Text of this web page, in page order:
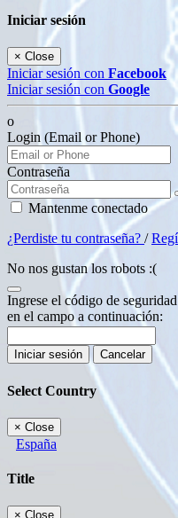
Iniciar sesión
× Close
Iniciar sesión con Facebook
Iniciar sesión con Google
o
Login (Email or Phone)
Contraseña
Mantenme conectado
¿Perdiste tu contraseña? /
No nos gustan los robots :(
Ingrese el código de
en el campo a continuación:
Iniciar sesión Cancelar
Select Country
× Close
España
Title
× Close